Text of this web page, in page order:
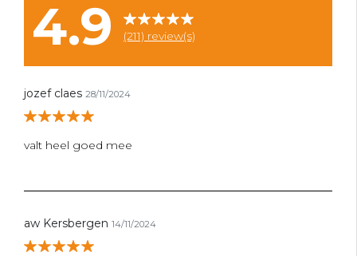
4.9 (211) review(s)
jozef claes 28/11/2024
valt heel goed mee
aw Kersbergen 14/11/2024